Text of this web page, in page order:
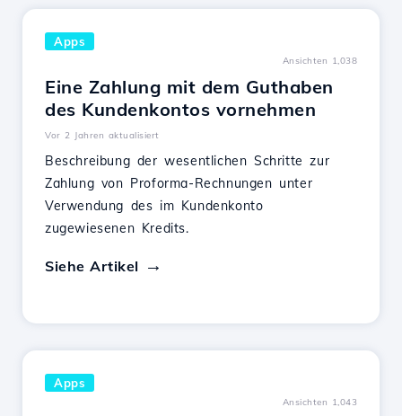
Apps
Ansichten 1,038
Eine Zahlung mit dem Guthaben
des Kundenkontos vornehmen
Vor 2 Jahren aktualisiert
Beschreibung der wesentlichen Schritte zur
Zahlung von Proforma-Rechnungen unter
Verwendung des im Kundenkonto
zugewiesenen Kredits.
Siehe Artikel
Apps
Ansichten 1,043